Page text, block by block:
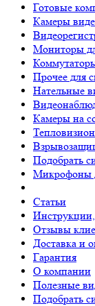
Готовые
Камеры
Мониторы
Прочее для
Нательные
Камеры на
Подобрать
Микрофоны
Статьи
Отзывы
Доставка и
Гарантия
О компании
Полезные
Подобрать